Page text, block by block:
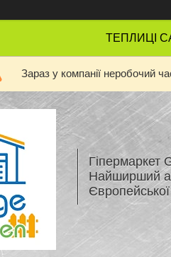
ТЕПЛИЦІ
Зараз у компанії неробочий
Гіпермаркет
Найширший